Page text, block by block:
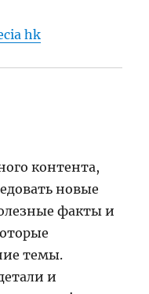
hk
контента,
новые
факты и
темы.
и